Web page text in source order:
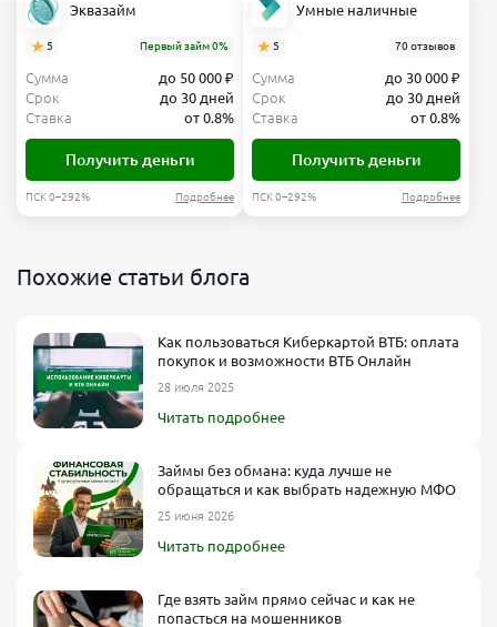
Эквазайм
5 Первый займ 0%
Сумма
до 50 000 ₽
Срок
до 30 дней
Ставка
от 0.8%
Получить деньги
ПСК 0–292% Подробнее
Умные наличные
5 70 отзывов
Сумма
до 30 000 ₽
Срок
до 30 дней
Ставка
от 0.8%
Получить деньги
ПСК 0–292% Подробнее
Похожие статьи блога
Как пользоваться Киберкартой ВТБ: оплата
покупок и возможности ВТБ Онлайн
28 июля 2025
Читать подробнее
Займы без обмана: куда лучше не
обращаться и как выбрать надежную МФО
25 июня 2026
Читать подробнее
Где взять займ прямо сейчас и как не
попасться на мошенников